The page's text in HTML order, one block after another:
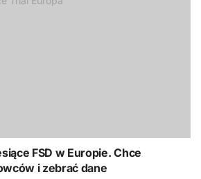
FSD w Europie. Chce
i zebrać dane